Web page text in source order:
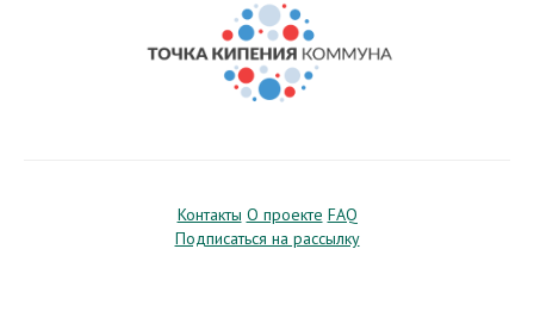
Контакты О проекте FAQ
Подписаться на рассылку